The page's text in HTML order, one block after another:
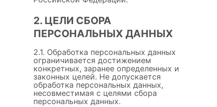
2. ЦЕЛИ СБОРА
ПЕРСОНАЛЬНЫХ ДАННЫХ
2.1. Обработка персональных данных
ограничивается достижением
конкретных, заранее определенных и
законных целей. Не допускается
обработка персональных данных,
несовместимая с целями сбора
персональных данных.